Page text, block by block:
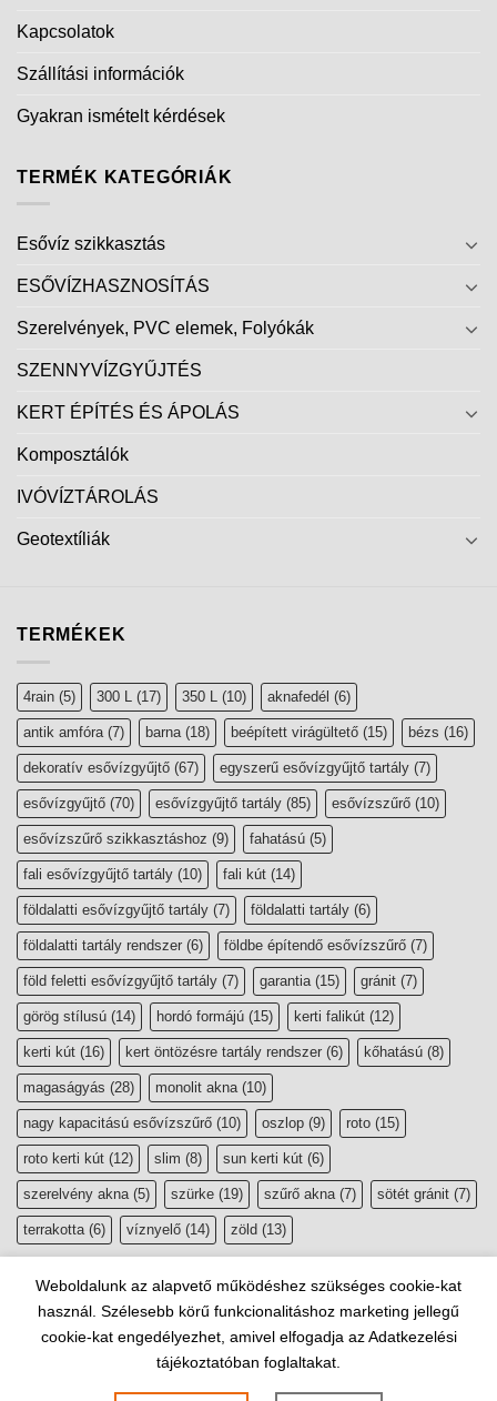
Kapcsolatok
Szállítási információk
Gyakran ismételt kérdések
TERMÉK KATEGÓRIÁK
Esővíz szikkasztás
ESŐVÍZHASZNOSÍTÁS
Szerelvények, PVC elemek, Folyókák
SZENNYVÍZGYŰJTÉS
KERT ÉPÍTÉS ÉS ÁPOLÁS
Komposztálók
IVÓVÍZTÁROLÁS
Geotextíliák
TERMÉKEK
4rain (5) 300 L (17) 350 L (10) aknafedél (6)
antik amfóra (7) barna (18) beépített virágültető (15) bézs (16)
dekoratív esővízgyűjtő (67) egyszerű esővízgyűjtő tartály (7)
esővízgyűjtő (70) esővízgyűjtő tartály (85) esővízszűrő (10)
esővízszűrő szikkasztáshoz (9) fahatású (5)
fali esővízgyűjtő tartály (10) fali kút (14)
földalatti esővízgyűjtő tartály (7) földalatti tartály (6)
földalatti tartály rendszer (6) földbe építendő esővízszűrő (7)
föld feletti esővízgyűjtő tartály (7) garantia (15) gránit (7)
görög stílusú (14) hordó formájú (15) kerti falikút (12)
kerti kút (16) kert öntözésre tartály rendszer (6) kőhatású (8)
magaságyás (28) monolit akna (10)
nagy kapacitású esővízszűrő (10) oszlop (9) roto (15)
roto kerti kút (12) slim (8) sun kerti kút (6)
szerelvény akna (5) szürke (19) szűrő akna (7) sötét gránit (7)
terrakotta (6) víznyelő (14) zöld (13)
Copyright 2026 ©esővízgyűjtő, szikkasztó webáruház
Website byLindividu Webdesign
Weboldalunk az alapvető működéshez szükséges cookie-kat
használ. Szélesebb körű funkcionalitáshoz marketing jellegű
cookie-kat engedélyezhet, amivel elfogadja az Adatkezelési
tájékoztatóban foglaltakat.